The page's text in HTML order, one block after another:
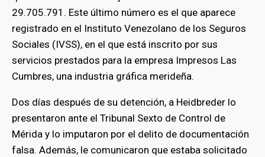
29.705.791. Este último número es el que aparece
registrado en el Instituto Venezolano de los Seguros
Sociales (IVSS), en el que está inscrito por sus
servicios prestados para la empresa Impresos Las
Cumbres, una industria gráfica merideña.
Dos días después de su detención, a Heidbreder lo
presentaron ante el Tribunal Sexto de Control de
Mérida y lo imputaron por el delito de documentación
falsa. Además, le comunicaron que estaba solicitado